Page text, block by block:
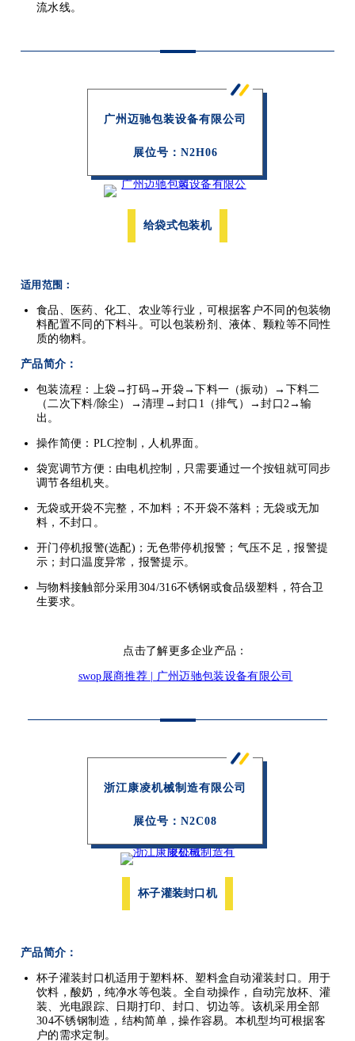
流水线。
广州迈驰包装设备有限公司
展位号： N2H06
给袋式包装机
适用范围：
食品、医药、化工、农业等行业，可根据客户不同的包装物
料配置不同的下料斗。可以包装粉剂、液体、颗粒等不同性
质的物料。
产品简介：
包装流程：上袋→打码→开袋→下料一（振动）→下料二
（二次下料/除尘）→清理→封口1（排气）→封口2→输
出。
操作简便：PLC控制，人机界面。
袋宽调节方便：由电机控制，只需要通过一个按钮就可同步
调节各组机夹。
无袋或开袋不完整，不加料； 不开袋不落料；无袋或无加
料，不封口。
开门停机报警(选配)；无色带停机报警；气压不足，报警提
示；封口温度异常，报警提示。
与物料接触部分采用304/316不锈钢或食品级塑料，符合卫
生要求。
点击了解更多企业产品：
swop展商推荐 | 广州迈驰包装设备有限公司
浙江康凌机械制造有限公司
展位号： N2C08
杯子灌装封口机
产品简介：
杯子灌装封口机适用于塑料杯、塑料盒自动灌装封口。用于
饮料，酸奶，纯净水等包装。全自动操作，自动完放杯、灌
装、光电跟踪、日期打印、封口、切边等。该机采用全部
304不锈钢制造，结构简单，操作容易。本机型均可根据客
户的需求定制。